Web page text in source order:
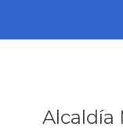
Alcaldía